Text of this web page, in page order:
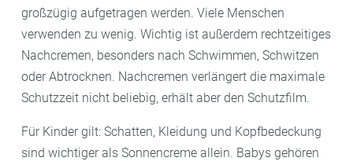
großzügig aufgetragen werden. Viele Menschen
verwenden zu wenig. Wichtig ist außerdem rechtzeitiges
Nachcremen, besonders nach Schwimmen, Schwitzen
oder Abtrocknen. Nachcremen verlängert die maximale
Schutzzeit nicht beliebig, erhält aber den Schutzfilm.
Für Kinder gilt: Schatten, Kleidung und Kopfbedeckung
sind wichtiger als Sonnencreme allein. Babys gehören